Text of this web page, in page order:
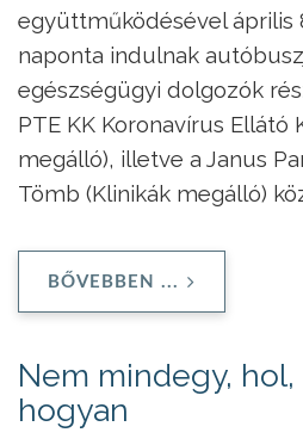
együttműködésével április
naponta indulnak
egészségügyi dolgozók
PTE KK Koronavírus Ellátó
megálló), illetve a Janus
Tömb (Klinikák megálló)
BŐVEBBEN ...
Nem mindegy, hol,
hogyan